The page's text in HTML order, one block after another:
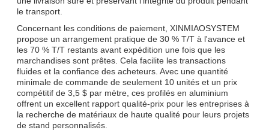
le transport.
Concernant les conditions de paiement, XINMIAOSYSTEM
propose un arrangement pratique de 30 % T/T à l'avance et
les 70 % T/T restants avant expédition une fois que les
marchandises sont prêtes. Cela facilite les transactions
fluides et la confiance des acheteurs. Avec une quantité
minimale de commande de seulement 10 unités et un prix
compétitif de 3,5 $ par mètre, ces profilés en aluminium
offrent un excellent rapport qualité-prix pour les entreprises à
la recherche de matériaux de haute qualité pour leurs projets
de stand personnalisés.